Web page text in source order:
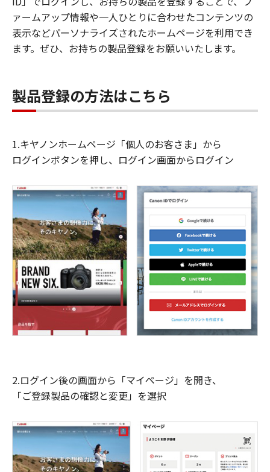
ァームアップ情報や一人ひとりに合わせたコンテンツの
表示などパーソナライズされたホームページを利用でき
ます。ぜひ、お持ちの製品登録をお願いいたします。
製品登録の方法はこちら
1.キヤノンホームページ「個人のお客さま」から
ログインボタンを押し、ログイン画面からログイン
2.ログイン後の画面から「マイページ」を開き、
「ご登録製品の確認と変更」を選択